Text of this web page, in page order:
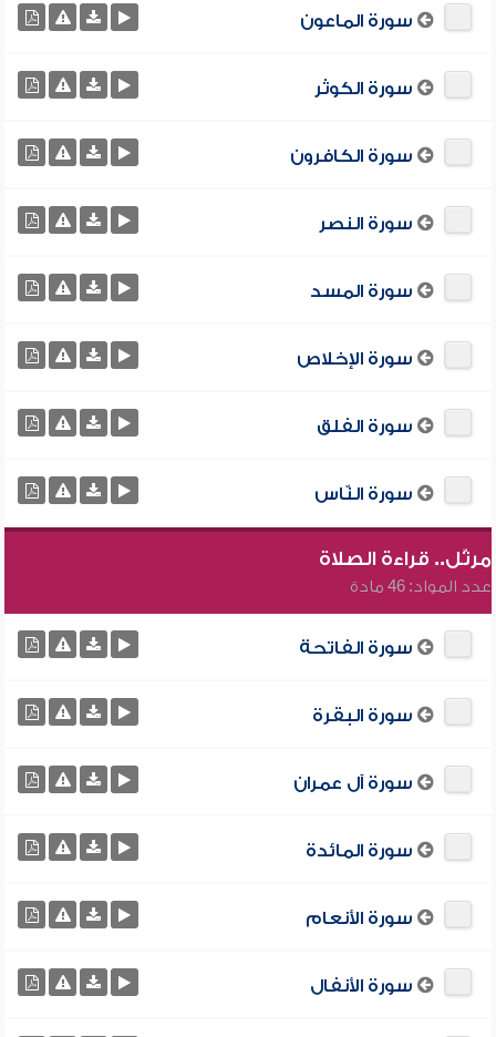
سورة الماعون
سورة الكوثر
سورة الكافرون
سورة النصر
سورة المسد
سورة الإخلاص
سورة الفلق
سورة النّاس
مرتّل.. قراءة الصلاة
عدد المواد: 46 مادة
سورة الفاتحة
سورة البقرة
سورة آل عمران
سورة المائدة
سورة الأنعام
سورة الأنفال